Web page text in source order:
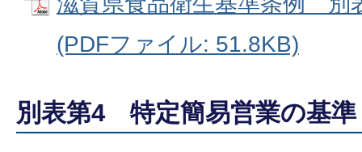
(PDFファイル: 51.8KB)
別表第4 特定簡易営業の基準